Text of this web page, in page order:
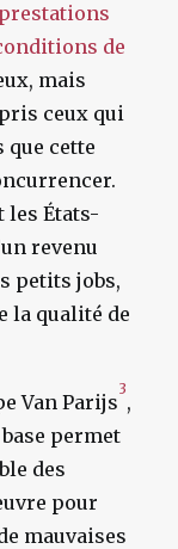
de
mais
ceux qui
que cette
les États-
revenu
petits jobs,
la qualité de
Van Parijs
3
,
permet
des
pour
mauvaises